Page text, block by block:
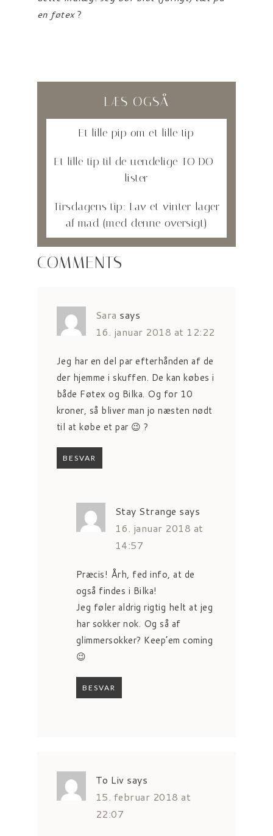
en føtex?
LÆS OGSÅ
Et lille pip om et lille tip
Et lille tip til de uendelige TO DO-
lister
Tirsdagens tip: Lav et vinter-lager
af mad (med denne oversigt)
COMMENTS
Sara says
16. januar 2018 at 12:22
Jeg har en del par efterhånden af de
der hjemme i skuffen. De kan købes i
både Føtex og Bilka. Og for 10
kroner, så bliver man jo næsten nødt
til at købe et par 😉 ?
BESVAR
Stay Strange says
16. januar 2018 at
14:57
Præcis! Årh, fed info, at de
også findes i Bilka!
Jeg føler aldrig rigtig helt at jeg
har sokker nok. Og så af
glimmersokker? Keep’em coming
😉
BESVAR
To Liv says
15. februar 2018 at
22:07